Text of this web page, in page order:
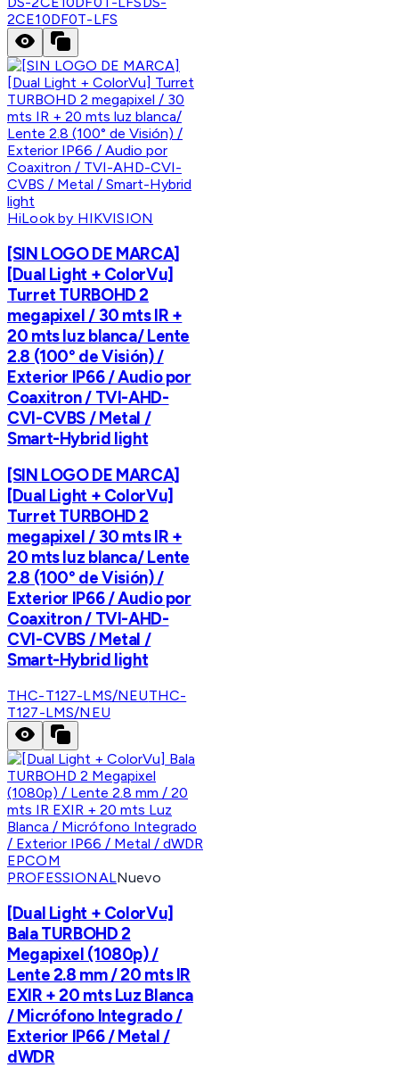
2CE10DF0T-LFS
HiLook by HIKVISION
[SIN LOGO DE MARCA]
[Dual Light + ColorVu]
Turret TURBOHD 2
megapixel / 30 mts IR +
20 mts luz blanca/ Lente
2.8 (100° de Visión) /
Exterior IP66 / Audio por
Coaxitron / TVI-AHD-
CVI-CVBS / Metal /
Smart-Hybrid light
[SIN LOGO DE MARCA]
[Dual Light + ColorVu]
Turret TURBOHD 2
megapixel / 30 mts IR +
20 mts luz blanca/ Lente
2.8 (100° de Visión) /
Exterior IP66 / Audio por
Coaxitron / TVI-AHD-
CVI-CVBS / Metal /
Smart-Hybrid light
THC-T127-LMS/NEUTHC-
T127-LMS/NEU
EPCOM
PROFESSIONALNuevo
[Dual Light + ColorVu]
Bala TURBOHD 2
Megapixel (1080p) /
Lente 2.8 mm / 20 mts IR
EXIR + 20 mts Luz Blanca
/ Micrófono Integrado /
Exterior IP66 / Metal /
dWDR